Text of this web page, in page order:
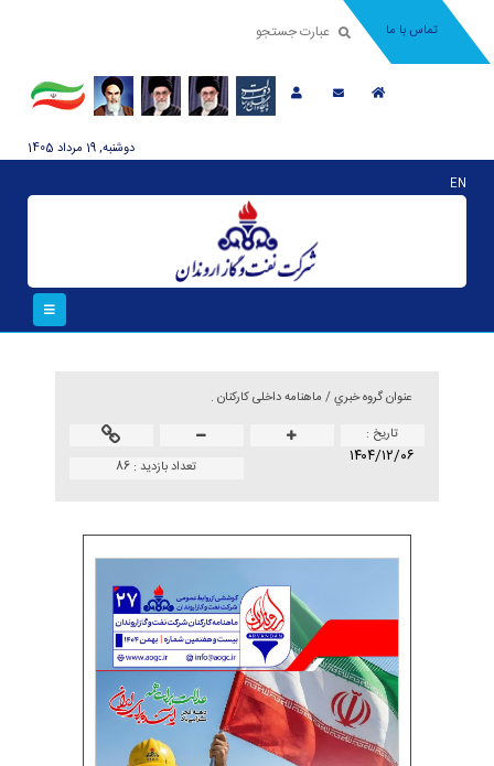
تماس با ما
دوشنبه, 19 مرداد 1405
EN
عنوان گروه خبري / ماهنامه داخلی کارکنان .
تاريخ :
۱۴۰۴/۱۲/۰۶ تعداد بازدید : 86